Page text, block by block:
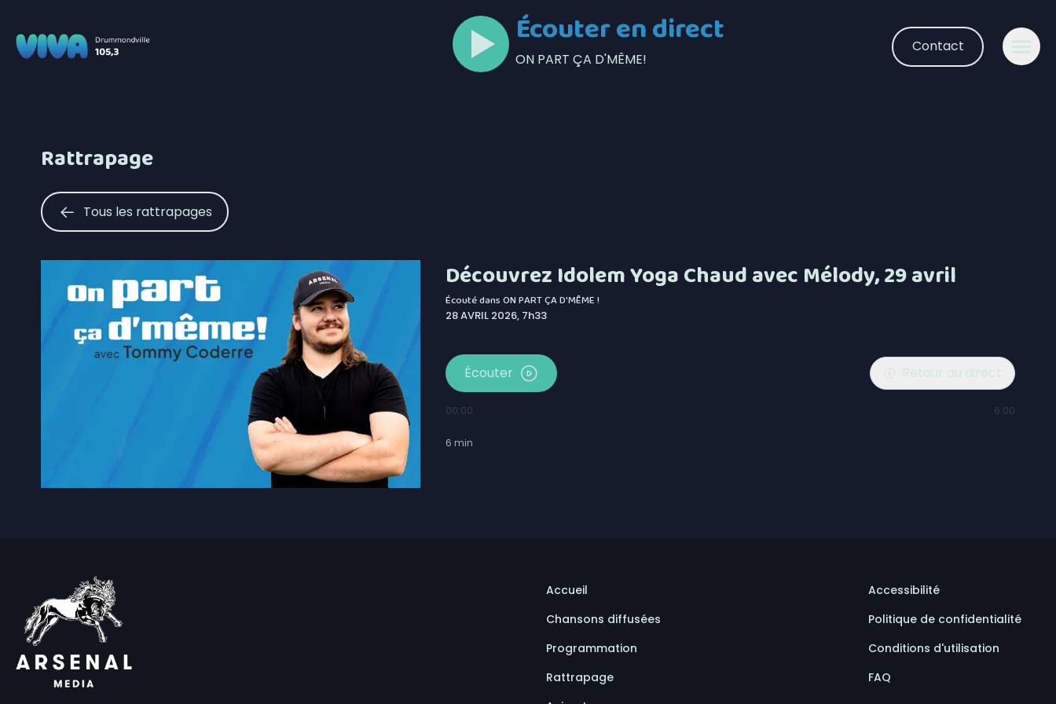
Écouter en direct
ON PART ÇA D'MÊME!
Contact
Rattrapage
Tous les rattrapages
Découvrez Idolem Yoga Chaud avec Mélody, 29 avril
Écouté dansON PART ÇA D'MÊME !
28 AVRIL 2026, 7h33
Écouter Retour au direct
00:00 6:00
6 min
Accueil
Chansons diffusées
Programmation
Rattrapage
Accessibilité
Politique de confidentialité
Conditions d'utilisation
FAQ